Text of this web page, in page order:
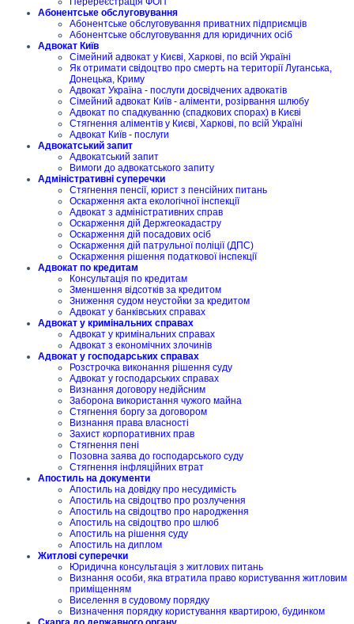
Абонентське обслуговування
Абонентське обслуговування приватних підприємців
Абонентське обслуговування для юридичних осіб
Адвокат Київ
Сімейний адвокат у Києві, Харкові, по всій Україні
Як отримати свідоцтво про смерть на території Луганська,
Донецька, Криму
Адвокат Україна - послуги досвідчених адвокатів
Сімейний адвокат Київ - аліменти, розірвання шлюбу
Адвокат по спадкуванню (спадкових спорах) в Києві
Стягнення аліментів у Києві, Харкові, по всій Україні
Адвокат Київ - послуги
Адвокатський запит
Адвокатський запит
Вимоги до адвокатського запиту
Адміністративні суперечки
Стягнення пенсії, юрист з пенсійних питань
Оскарження акта екологічної інспекції
Адвокат з адміністративних справ
Оскарження дій Держгеокадастру
Оскарження дій посадових осіб
Оскарження дій патрульної поліції (ДПС)
Оскарження рішення податкової інспекції
Адвокат по кредитам
Консультація по кредитам
Зменшення відсотків за кредитом
Зниження судом неустойки за кредитом
Адвокат у банківських справах
Адвокат у кримінальних справах
Адвокат у кримінальних справах
Адвокат з економічних злочинів
Адвокат у господарських справах
Розстрочка виконання рішення суду
Адвокат у господарських справах
Визнання договору недійсним
Заборона використання чужого майна
Стягнення боргу за договором
Визнання права власності
Захист корпоративних прав
Стягнення пені
Позовна заява до господарського суду
Стягнення інфляційних втрат
Апостиль на документи
Апостиль на довідку про несудимість
Апостиль на свідоцтво про розлучення
Апостиль на свідоцтво про народження
Апостиль на свідоцтво про шлюб
Апостиль на рішення суду
Апостиль на диплом
Житлові суперечки
Юридична консультація з житлових питань
Визнання особи, яка втратила право користування житловим
приміщенням
Виселення в судовому порядку
Визначення порядку користування квартирою, будинком